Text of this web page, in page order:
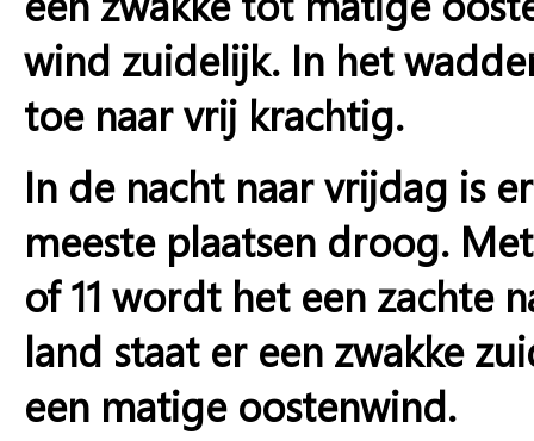
wind zuidelijk. In het
toe naar vrij krachtig.
In de nacht naar vrijdag is
meeste plaatsen droog.
of 11 wordt het een zachte
land staat er een zwakke
een matige oostenwind.